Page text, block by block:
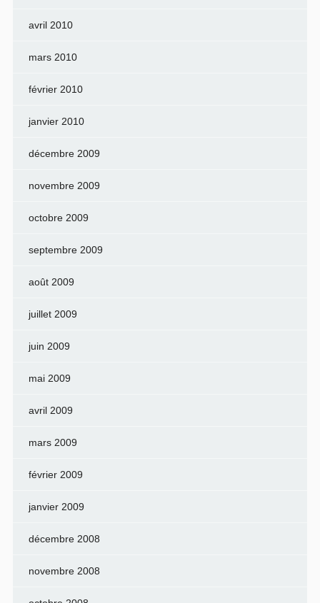
avril 2010
mars 2010
février 2010
janvier 2010
décembre 2009
novembre 2009
octobre 2009
septembre 2009
août 2009
juillet 2009
juin 2009
mai 2009
avril 2009
mars 2009
février 2009
janvier 2009
décembre 2008
novembre 2008